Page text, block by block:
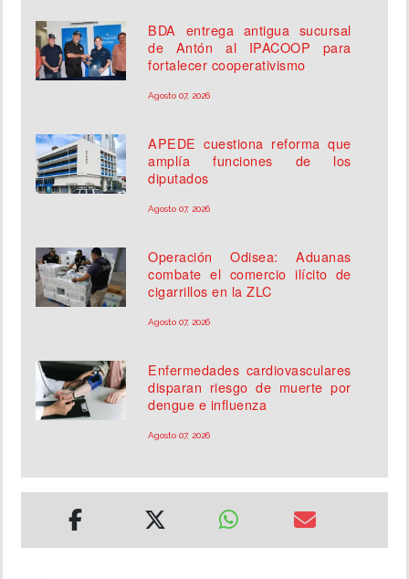
BDA entrega antigua sucursal
de Antón al IPACOOP para
fortalecer cooperativismo
Agosto 07, 2026
APEDE cuestiona reforma que
amplía funciones de los
diputados
Agosto 07, 2026
Operación Odisea: Aduanas
combate el comercio ilícito de
cigarrillos en la ZLC
Agosto 07, 2026
Enfermedades cardiovasculares
disparan riesgo de muerte por
dengue e influenza
Agosto 07, 2026